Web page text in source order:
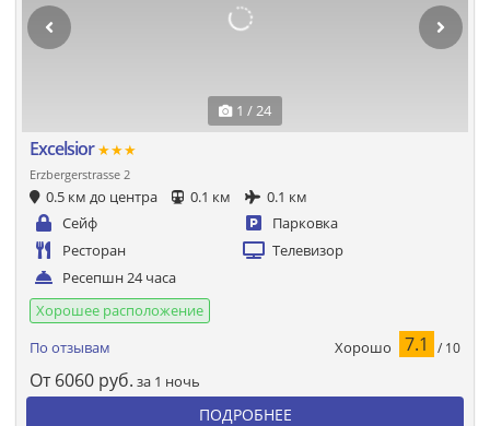
1 / 24
Excelsior★★★
Erzbergerstrasse 2
0.5 км до центра 0.1 км
0.1 км
Сейф
Парковка
Ресторан
Телевизор
Ресепшн 24 часа
Хорошее расположение
По отзывам
Хорошо 7.1 / 10
От 6060 руб. за 1 ночь
ПОДРОБНЕЕ